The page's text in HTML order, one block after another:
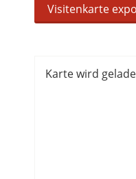
Visitenkarte
Karte wird